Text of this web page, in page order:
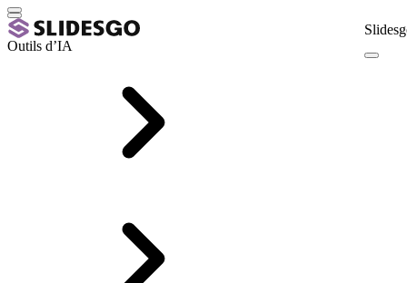
Outils d’IA